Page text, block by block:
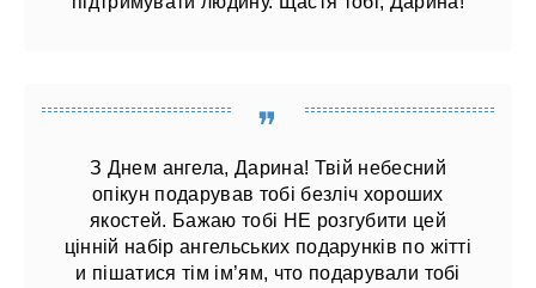
З Днем ангела, Дарина! Твій небесний
опікун подарував тобі безліч хороших
якостей. Бажаю тобі НЕ розгубити цей
цінній набір ангельських подарунків по жітті
и пішатися тім ім’ям, что подарували тобі